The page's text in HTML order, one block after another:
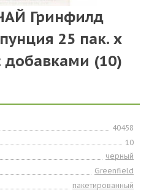
Гринфилд
25 пак. х
добавками (10)
40458
10
черный
Greenfield
пакетированный